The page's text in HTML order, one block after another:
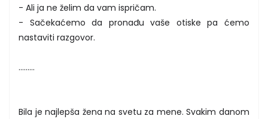
- Ali ja ne želim da vam ispričam.
- Sačekaćemo da pronađu vaše otiske pa ćemo
nastaviti razgovor.
.........
Bila je najlepša žena na svetu za mene. Svakim danom